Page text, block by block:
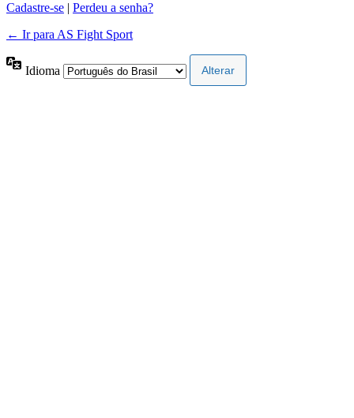
Cadastre-se | Perdeu a senha?
← Ir para AS Fight Sport
Idioma